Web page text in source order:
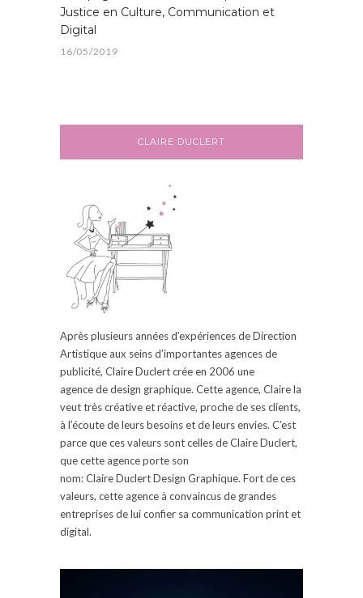
Justice en Culture, Communication et
Digital
16/05/2019
CLAIRE DUCLERT
Après plusieurs années d’expériences de Direction
Artistique aux seins d’importantes agences de
publicité, ClaireDuclertcrée en 2006 une
agencede design graphique. Cette agence, Claire la
veut très créative et réactive, proche de ses clients,
à l’écoute de leurs besoins et de leurs envies. C’est
parce que ces valeurs sont celles de ClaireDuclert,
que cette agence porte son
nom:ClaireDuclertDesign Graphique. Fort de ces
valeurs, cette agence à convaincus de grandes
entreprises de lui confier sa communication printet
digital.